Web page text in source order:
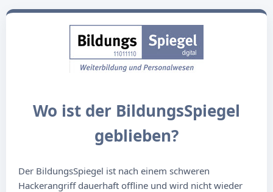
Wo ist der BildungsSpiegel
geblieben?
Der BildungsSpiegel ist nach einem schweren
Hackerangriff dauerhaft offline und wird nicht wieder